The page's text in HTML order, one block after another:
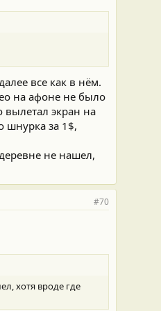
все как в нём.
на афоне не было
вылетал экран на
шнурка за 1$,
не нашел,
#70
хотя вроде где